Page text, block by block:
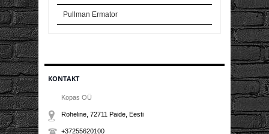
Pullman Ermator
KONTAKT
Kopas OÜ
Roheline, 72711 Paide , Eesti
+37255620100